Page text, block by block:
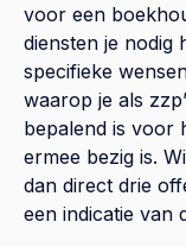
voor een
diensten je nodig
specifieke
waarop je als
bepalend is voor
ermee bezig is.
dan direct drie
een indicatie van